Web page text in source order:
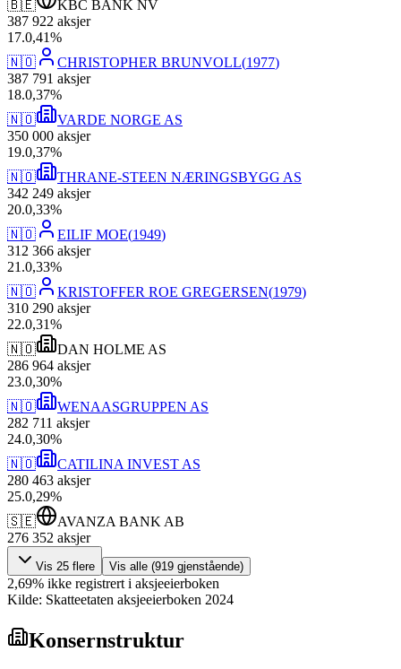
🇧🇪
KBC BANK NV
387 922 aksjer
17.0,41%
🇳🇴
CHRISTOPHER BRUNVOLL(1977)
387 791 aksjer
18.0,37%
🇳🇴
VARDE NORGE AS
350 000 aksjer
19.0,37%
🇳🇴
THRANE-STEEN NÆRINGSBYGG AS
342 249 aksjer
20.0,33%
🇳🇴
EILIF MOE(1949)
312 366 aksjer
21 .0,33%
🇳🇴
KRISTOFFER ROE GREGERSEN(1979)
310 290 aksjer
22.0,31%
🇳🇴
DAN HOLME AS
286 964 aksjer
23.0,30%
🇳🇴
WENAASGRUPPEN AS
282 711 aksjer
24.0,30%
🇳🇴
CATILINA INVEST AS
280 463 aksjer
25.0,29%
🇸🇪
AVANZA BANK AB
276 352 aksjer
Vis 25 flere Vis alle (919 gjenstående)
2,69% ikke registrert i aksjeeierboken
Kilde: Skatteetaten aksjeeierboken 2024
Konsernstruktur